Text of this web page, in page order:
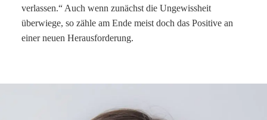
verlassen.“ Auch wenn zunächst die Ungewissheit
überwiege, so zähle am Ende meist doch das Positive an
einer neuen Herausforderung.